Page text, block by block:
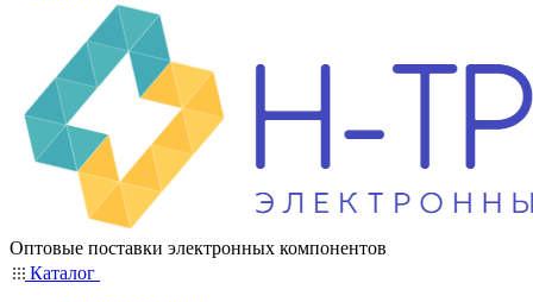
Оптовые поставки электронных компонентов
Каталог